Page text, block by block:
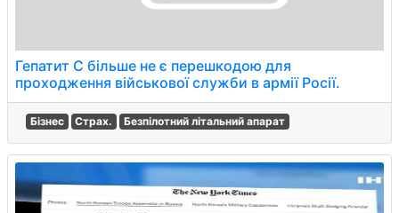
Гепатит С більше не є перешкодою для
проходження військової служби в армії Росії.
Бізнес Страх. Безпілотний літальний апарат